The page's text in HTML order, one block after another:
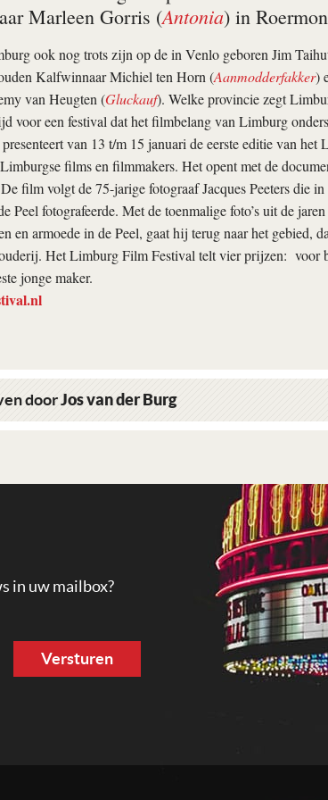
Marleen Gorris (Antonia) in
ook nog trots zijn op de in Venlo geboren Jim
Kalfwinnaar Michiel ten Horn (Aanmodderfakker)
van Heugten (Gluckauf). Welke provincie zegt
voor een festival dat het filmbelang van Limburg
van 13 t/m 15 januari de eerste editie van
films en filmmakers. Het opent met de
film volgt de 75-jarige fotograaf Jacques Peeters die
Peel fotografeerde. Met de toenmalige foto’s uit de
en armoede in de Peel, gaat hij terug naar het gebied,
Het Limburg Film Festival telt vier prijzen: voor
jonge maker.
doorJos van der Burg
in uw mailbox?